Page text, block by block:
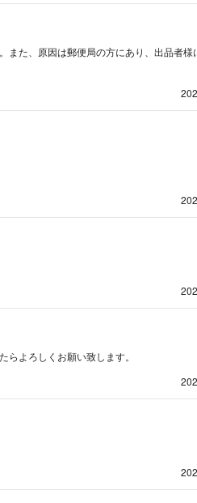
また、原因は郵便局の方にあり、出品者様
よろしくお願い致します。